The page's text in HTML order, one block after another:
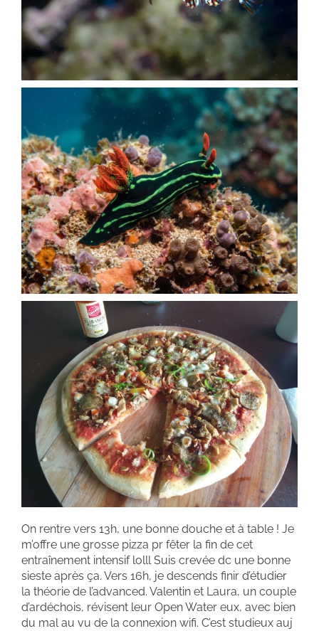
On rentre vers 13h, une bonne douche et à table ! Je
m’offre une grosse pizza pr fêter la fin de cet
entraînement intensif lolll Suis crevée dc une bonne
sieste après ça. Vers 16h, je descends finir d’étudier
la théorie de l’advanced. Valentin et Laura, un couple
d’ardéchois, révisent leur Open Water eux, avec bien
du mal au vu de la connexion wifi. C’est studieux auj